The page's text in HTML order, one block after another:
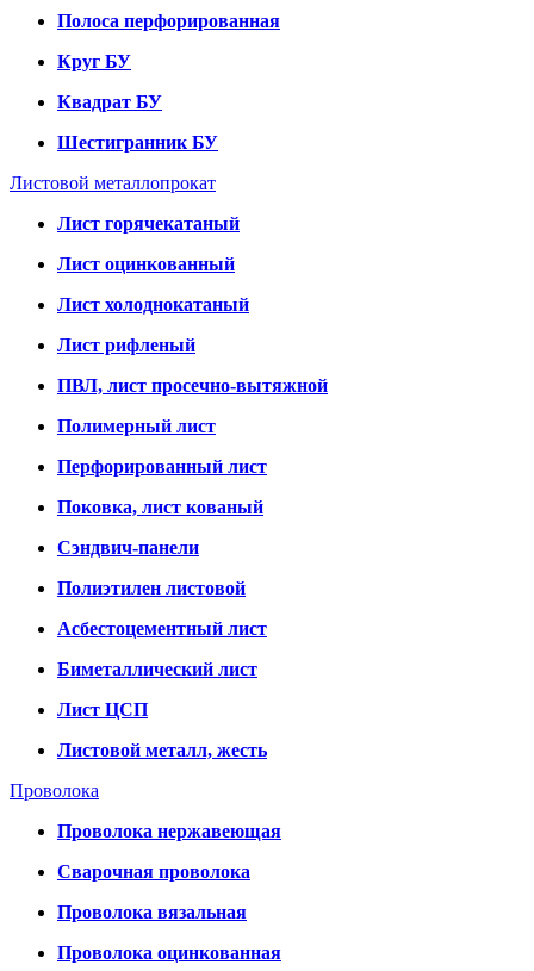
Полоса перфорированная
Круг БУ
Квадрат БУ
Шестигранник БУ
Листовой металлопрокат
Лист горячекатаный
Лист оцинкованный
Лист холоднокатаный
Лист рифленый
ПВЛ, лист просечно-вытяжной
Полимерный лист
Перфорированный лист
Поковка, лист кованый
Сэндвич-панели
Полиэтилен листовой
Асбестоцементный лист
Биметаллический лист
Лист ЦСП
Листовой металл, жесть
Проволока
Проволока нержавеющая
Сварочная проволока
Проволока вязальная
Проволока оцинкованная